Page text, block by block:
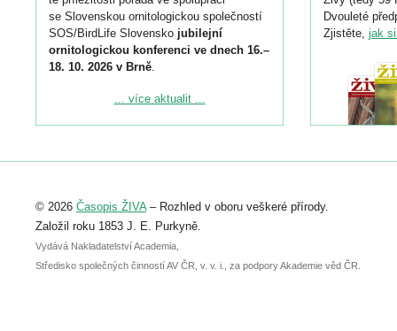
se Slovenskou ornitologickou společností
SOS/BirdLife Slovensko jubilejní
ornitologickou konferenci ve dnech 16.–
18. 10. 2026 v Brně.
Podrobnější informace ke konferenci
Registrovat se můžete do 6. září.
abstraktu přihlášené přednášky nebo
posteru je už 30. června.
... více aktualit ...
Dvouleté
Zjistěte, jak
© 2026 Časopis ŽIVA– Rozhled v oboru veškeré přírody.
Založil roku 1853 J. E. Purkyně.
Vydává Nakladatelství Academia,
Středisko společných činností AV ČR, v. v. i., za podpory Akademie věd ČR.